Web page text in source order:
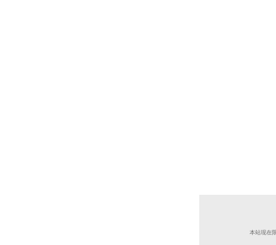
本站现在